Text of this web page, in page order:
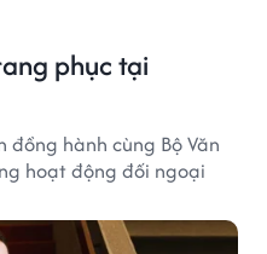
phục tại
đồng hành cùng Bộ Văn
hoạt động đối ngoại